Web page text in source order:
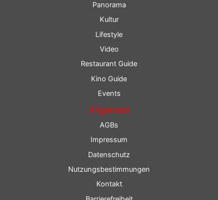
Panorama
Kultur
Lifestyle
Video
Restaurant Guide
Kino Guide
Events
Allgemein
AGBs
Impressum
Datenschutz
Nutzungsbestimmungen
Kontakt